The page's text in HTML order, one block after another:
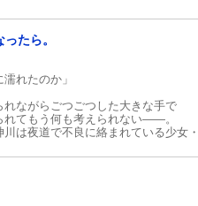
っていても、彼の逞しい腕に抱き
受け入れてしまうけれど、彼は本
たら。
れたのか」
ながらごつごつした大きな手で
れてもう何も考えられない――。
は夜道で不良に絡まれている少女
ンシップ生として再会！
川だが実は浅海はおじさんの臭いに